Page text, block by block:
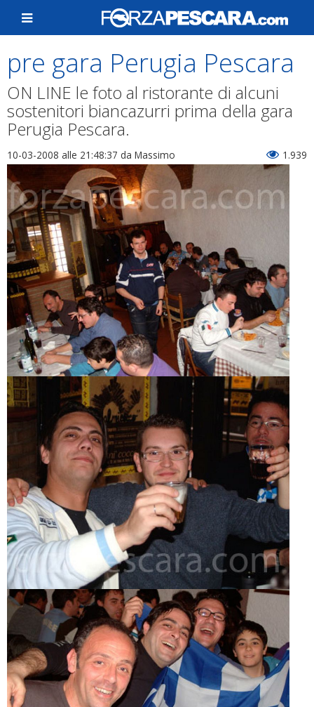
pre gara Perugia Pescara
ON LINE le foto al ristorante di alcuni
sostenitori biancazurri prima della gara
Perugia Pescara.
10-03-2008 alle 21:48:37 da Massimo 1.939